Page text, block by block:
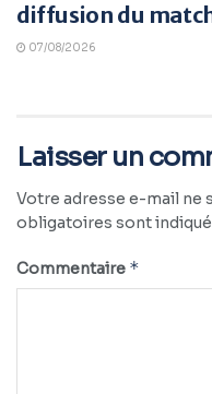
diffusion du
07/08/2026
Laisser un
Votre adresse e-mail ne
obligatoires sont
Commentaire *